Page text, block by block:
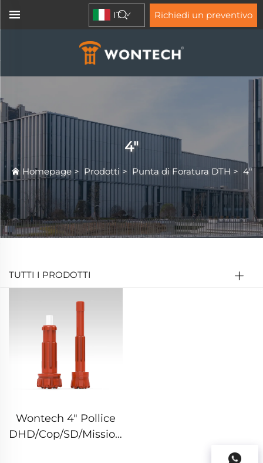
IT Richiedi un preventivo
4"
Homepage> Prodotti > Punta di Foratura DTH > 4"
TUTTI I PRODOTTI
Wontech 4" Pollice
DHD/Cop/SD/Mission/WT